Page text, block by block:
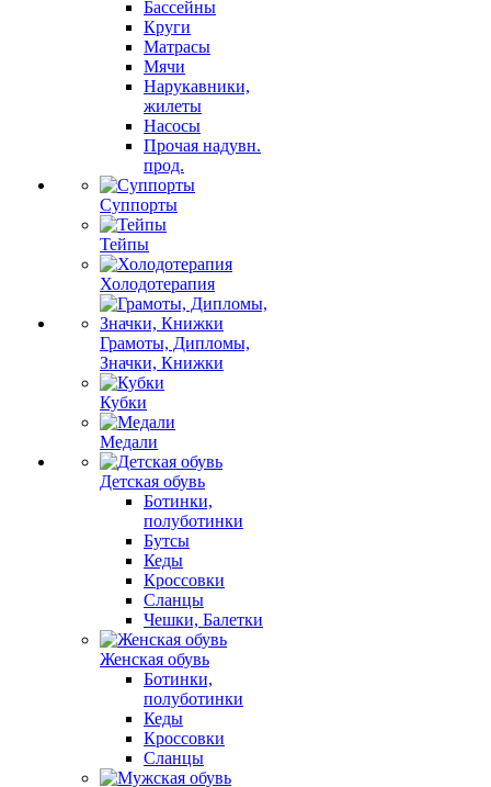
Бассейны
Круги
Матрасы
Мячи
Нарукавники,
жилеты
Насосы
Прочая надувн.
прод.
Суппорты
Тейпы
Холодотерапия
Грамоты, Дипломы,
Значки, Книжки
Кубки
Медали
Детская обувь
Ботинки,
полуботинки
Бутсы
Кеды
Кроссовки
Сланцы
Чешки, Балетки
Женская обувь
Ботинки,
полуботинки
Кеды
Кроссовки
Сланцы